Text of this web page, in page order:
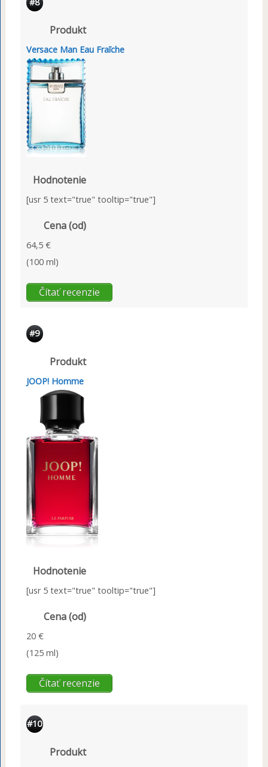
Produkt
Versace Man Eau Fraīche
Hodnotenie
[usr 5 text="true" tooltip="true"]
Cena (od)
64,5 €
(100 ml)
Čítať recenzie
#9
Produkt
JOOP! Homme
Hodnotenie
[usr 5 text="true" tooltip="true"]
Cena (od)
20 €
(125 ml)
Čítať recenzie
#10
Produkt